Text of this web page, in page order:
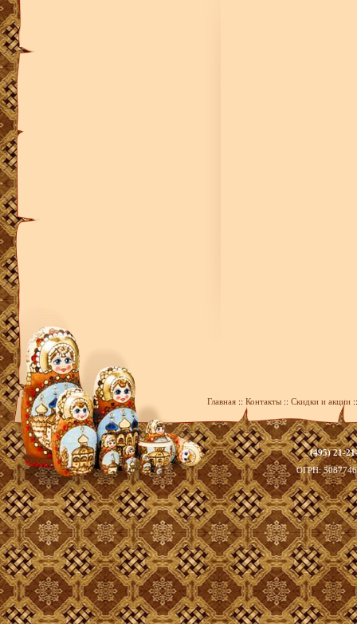
Главная :: Контакты :: Скидки и акции
(495) 21-
ОГРН: